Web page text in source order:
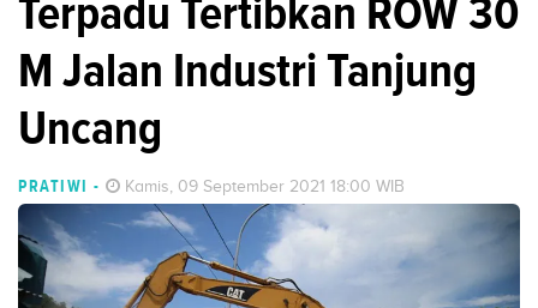
M Jalan Industri Tanjung
Uncang
PRATIWI - Kamis, 09 September 2021 18:00 WIB